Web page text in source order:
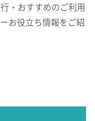
・おすすめのご利用
お役立ち情報をご紹